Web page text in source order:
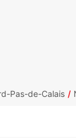
Pas-de-Calais